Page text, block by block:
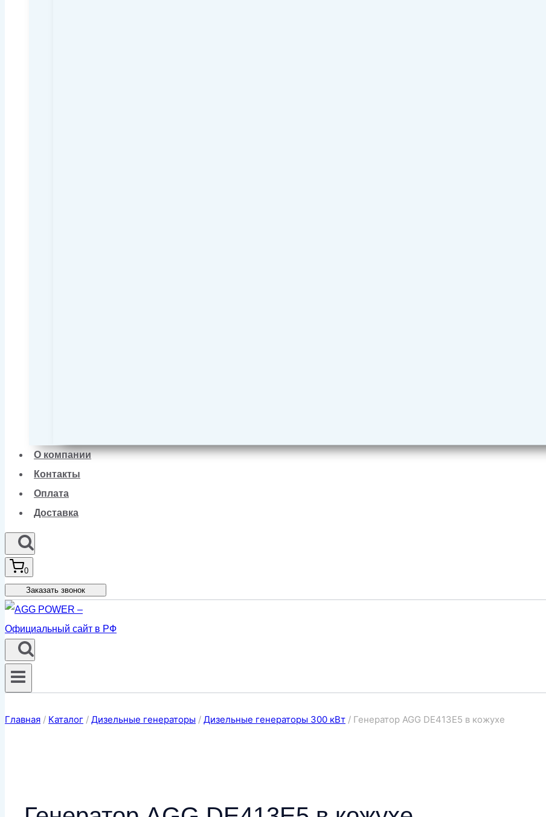
О компании
Контакты
Оплата
Доставка
0
Заказать звонок
Главная / Каталог / Дизельные генераторы / Дизельные генераторы 300 кВт / Генератор AGG DE413E5 в кожухе